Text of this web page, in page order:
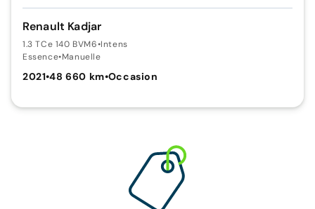
Renault Kadjar
1.3 TCe 140 BVM6•Intens
Essence•Manuelle
2021•48 660 km•Occasion